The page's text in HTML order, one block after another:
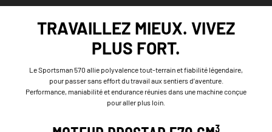
TRAVAILLEZ MIEUX. VIVEZ
PLUS FORT.
Le Sportsman 570 allie polyvalence tout-terrain et fiabilité légendaire,
pour passer sans effort du travail aux sentiers d’aventure.
Performance, maniabilité et endurance réunies dans une machine conçue
pour aller plus loin.